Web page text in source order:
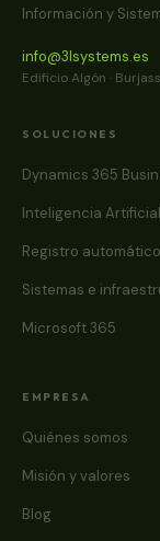
Información y
info@3lsystems.es
Edificio Algón ·
SOLUCIONES
Dynamics 365
Inteligencia Artificial
Registro
Sistemas e
Microsoft 365
EMPRESA
Quiénes somos
Misión y valores
Blog